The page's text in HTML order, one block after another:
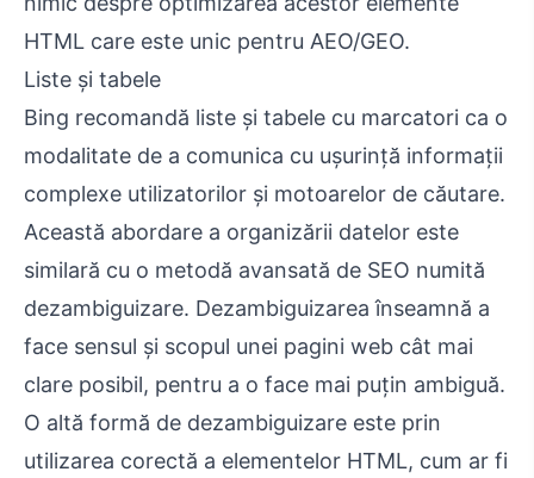
HTML care este unic pentru AEO/GEO.
Liste și tabele
Bing recomandă liste și tabele cu marcatori ca o
modalitate de a comunica cu ușurință informații
complexe utilizatorilor și motoarelor de căutare.
Această abordare a organizării datelor este
similară cu o metodă avansată de SEO numită
dezambiguizare. Dezambiguizarea înseamnă a
face sensul și scopul unei pagini web cât mai
clare posibil, pentru a o face mai puțin ambiguă.
O altă formă de dezambiguizare este prin
utilizarea corectă a elementelor HTML, cum ar fi